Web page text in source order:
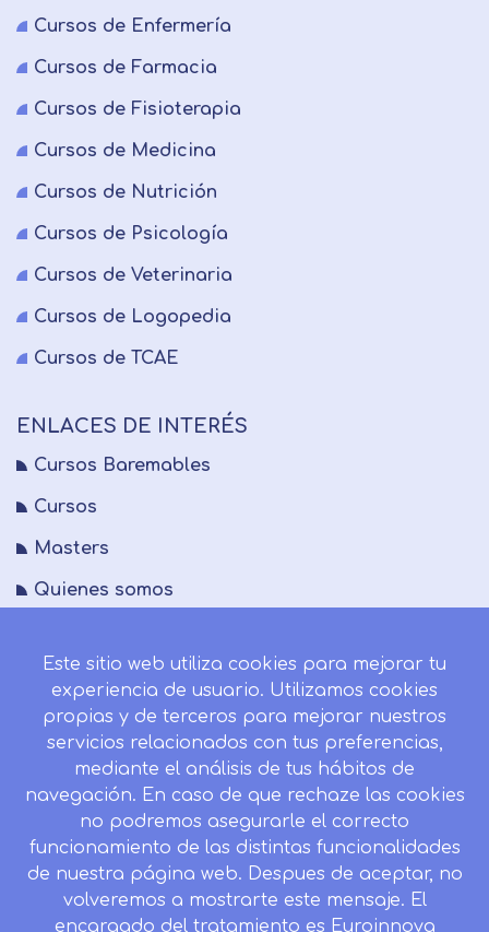
Cursos de Enfermería
Cursos de Farmacia
Cursos de Fisioterapia
Cursos de Medicina
Cursos de Nutrición
Cursos de Psicología
Cursos de Veterinaria
Cursos de Logopedia
Cursos de TCAE
ENLACES DE INTERÉS
Cursos Baremables
Cursos
Masters
Quienes somos
Blog
Mapa del sitio
Desistir contrato aquí
CONTACTO
Camino de la Torrecilla N.º 30 EDIFICIO EDUCA
EDTECH, C.P. 18.200, Maracena (Granada)
Este sitio web utiliza cookies para mejorar tu
experiencia de usuario. Utilizamos cookies
propias y de terceros para mejorar nuestros
servicios relacionados con tus preferencias,
mediante el análisis de tus hábitos de
navegación. En caso de que rechaze las cookies
no podremos asegurarle el correcto
funcionamiento de las distintas funcionalidades
de nuestra página web. Despues de aceptar, no
volveremos a mostrarte este mensaje. El
encargado del tratamiento es Euroinnova